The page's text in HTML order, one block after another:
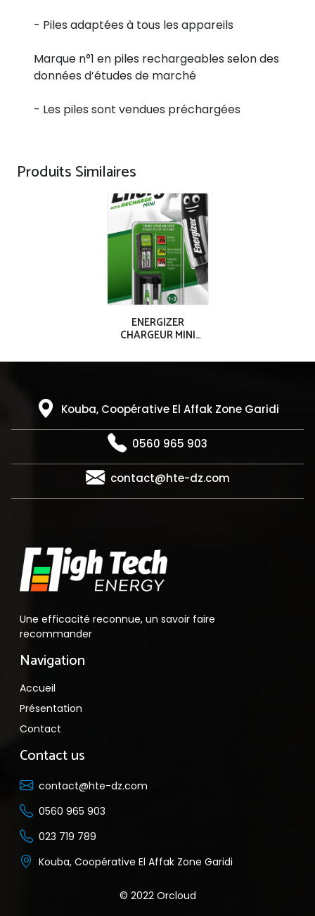
- Piles adaptées à tous les appareils
Marque n°1 en piles rechargeables selon des
données d’études de marché
- Les piles sont vendues préchargées
Produits Similaires
ENERGIZER
CHARGEUR MINI
mAh)
Kouba, Coopérative El Affak Zone Garidi
0560 965 903
contact@hte-dz.com
Une efficacité reconnue, un savoir faire
recommander
Navigation
Accueil
Présentation
Contact
Contact us
contact@hte-dz.com
0560 965 903
023 719 789
Kouba, Coopérative El Affak Zone Garidi
© 2022 Orcloud